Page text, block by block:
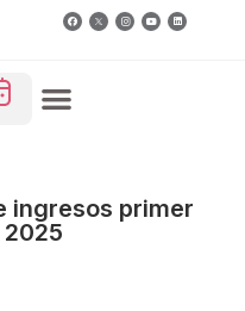
ingresos primer